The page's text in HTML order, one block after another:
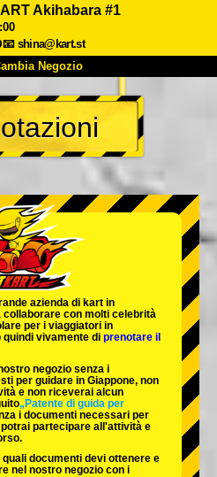
Akihabara #1
📧 shina@kart.st
Negozio
Prezzo
Prenotazioni
Negozio
Tokyo Akihabara#1
Tokyo Bay
Osaka
azienda di kart in
collaborare con molti celebrità
per i viaggiatori in
quindi vivamente di prenotare il
negozio senza i
per guidare in Giappone, non
e non riceverai alcun
„Patente di guida per
i documenti necessari per
partecipare all'attività e
documenti devi ottenere e
nel nostro negozio con i